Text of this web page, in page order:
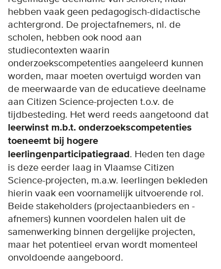
hebben vaak geen pedagogisch-didactische
achtergrond. De projectafnemers, nl. de
scholen, hebben ook nood aan
studiecontexten waarin
onderzoekscompetenties aangeleerd kunnen
worden, maar moeten overtuigd worden van
de meerwaarde van de educatieve deelname
aan Citizen Science-projecten t.o.v. de
tijdbesteding. Het werd reeds aangetoond dat
leerwinst m.b.t. onderzoekscompetenties
toeneemt bij hogere
leerlingenparticipatiegraad. Heden ten dage
is deze eerder laag in Vlaamse Citizen
Science-projecten, m.a.w. leerlingen bekleden
hierin vaak een voornamelijk uitvoerende rol.
Beide stakeholders (projectaanbieders en -
afnemers) kunnen voordelen halen uit de
samenwerking binnen dergelijke projecten,
maar het potentieel ervan wordt momenteel
onvoldoende aangeboord.